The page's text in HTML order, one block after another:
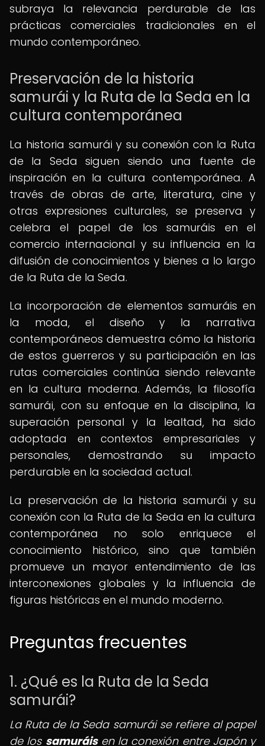
subraya la relevancia perdurable de las
prácticas comerciales tradicionales en el
mundo contemporáneo.
Preservación de la historia
samurái y la Ruta de la Seda en la
cultura contemporánea
La historia samurái y su conexión con la Ruta
de la Seda siguen siendo una fuente de
inspiración en la cultura contemporánea. A
través de obras de arte, literatura, cine y
otras expresiones culturales, se preserva y
celebra el papel de los samuráis en el
comercio internacional y su influencia en la
difusión de conocimientos y bienes a lo largo
de la Ruta de la Seda.
La incorporación de elementos samuráis en
la moda, el diseño y la narrativa
contemporáneos demuestra cómo la historia
de estos guerreros y su participación en las
rutas comerciales continúa siendo relevante
en la cultura moderna. Además, la filosofía
samurái, con su enfoque en la disciplina, la
superación personal y la lealtad, ha sido
adoptada en contextos empresariales y
personales, demostrando su impacto
perdurable en la sociedad actual.
La preservación de la historia samurái y su
conexión con la Ruta de la Seda en la cultura
contemporánea no solo enriquece el
conocimiento histórico, sino que también
promueve un mayor entendimiento de las
interconexiones globales y la influencia de
figuras históricas en el mundo moderno.
Preguntas frecuentes
1. ¿Qué es la Ruta de la Seda
samurái?
La Ruta de la Seda samurái se refiere al papel
de los samuráisen la conexión entre Japón y